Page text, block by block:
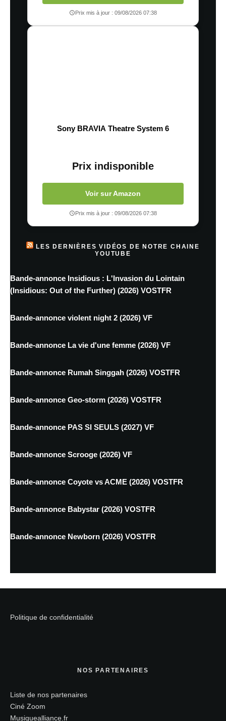
Prix mis à jour : 09/08/2026 07:38
Sony BRAVIA Theatre System 6
Prix indisponible
Voir sur Amazon
Prix mis à jour : 09/08/2026 07:38
LES DERNIÈRES VIDÉOS DE NOTRE CHAINE
YOUTUBE
Bande-annonce Insidious : L'Invasion du Lointain
(Insidious: Out of the Further) (2026) VOSTFR
Bande-annonce violent night 2 (2026) VF
Bande-annonce La vie d'une femme (2026) VF
Bande-annonce Rumah Singgah (2026) VOSTFR
Bande-annonce Geo-storm (2026) VOSTFR
Bande-annonce PAS SI SEULS (2027) VF
Bande-annonce Scrooge (2026) VF
Bande-annonce Coyote vs ACME (2026) VOSTFR
Bande-annonce Babystar (2026) VOSTFR
Bande-annonce Newborn (2026) VOSTFR
Politique de confidentialité
NOS PARTENAIRES
Liste de nos partenaires
Ciné Zoom
Musiquealliance.fr